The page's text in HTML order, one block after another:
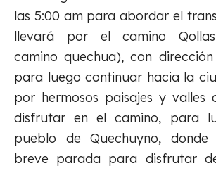
las 5:00 am para abordar el
llevará por el camino
camino quechua), con
para luego continuar hacia la
por hermosos paisajes y valles
disfrutar en el camino, para
pueblo de Quechuyno, donde
breve parada para disfrutar